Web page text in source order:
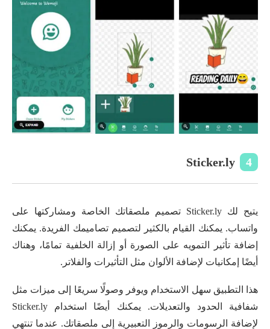
4
Sticker.ly
يتيح لك Sticker.ly تصميم ملصقاتك الخاصة ومشاركتها على
واتساب. يمكنك القيام بالكثير لتصميم تصاميمك الفريدة. يمكنك
إضافة تأثير التمويه على الصورة أو إزالة الخلفية تمامًا، وهناك
أيضًا إمكانيات لإضافة الألوان مثل التأثيرات والفلاتر.
هذا التطبيق سهل الاستخدام ويوفر وصولًا سريعًا إلى ميزات مثل
شفافية الحدود والتعديلات. يمكنك أيضًا استخدام Sticker.ly
لإضافة الرسومات والرموز التعبيرية إلى ملصقاتك. عندما تنتهي